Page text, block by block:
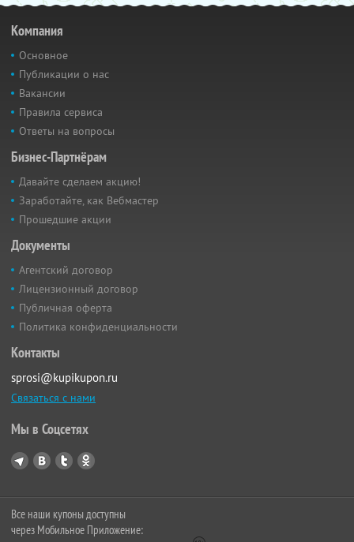
Компания
Основное
Публикации о нас
Вакансии
Правила сервиса
Ответы на вопросы
Бизнес-Партнёрам
Давайте сделаем акцию!
Заработайте, как Вебмастер
Прошедшие акции
Документы
Агентский договор
Лицензионный договор
Публичная оферта
Политика конфиденциальности
Контакты
sprosi@kupikupon.ru
Связаться с нами
Мы в Соцсетях
Все наши купоны доступны
через Мобильное Приложение: